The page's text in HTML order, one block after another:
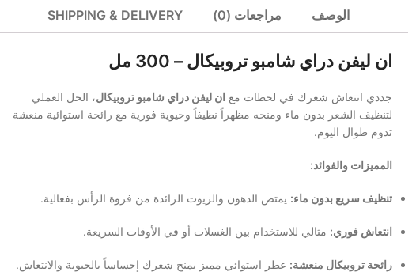
الوصف مراجعات (0) SHIPPING & DELIVERY
ان ليفن دراي شامبو تروبيكال – 300 مل
جددي انتعاش شعرك في لحظات مع ان ليفن دراي شامبو تروبيكال، الحل العملي
لتنظيف الشعر بدون ماء ومنحه مظهراً نظيفاً وحيوية فورية مع رائحة استوائية منعشة
تدوم طوال اليوم.
المميزات والفوائد:
تنظيف سريع بدون ماء: يمتص الدهون والزيوت الزائدة من فروة الرأس بفعالية.
انتعاش فوري: مثالي للاستخدام بين الغسلات أو في الأوقات السريعة.
رائحة تروبيكال منعشة: عطر استوائي مميز يمنح شعرك إحساساً بالحيوية والانتعاش.